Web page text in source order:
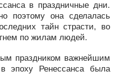
в праздничные дни.
поэтому она сделалась
тайн страсти, во
по жилам людей.
праздником важнейшим
эпоху Ренессанса была